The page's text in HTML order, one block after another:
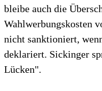
bleibe auch die
Wahlwerbungskosten
nicht sanktioniert,
deklariert. Sickinger
Lücken".